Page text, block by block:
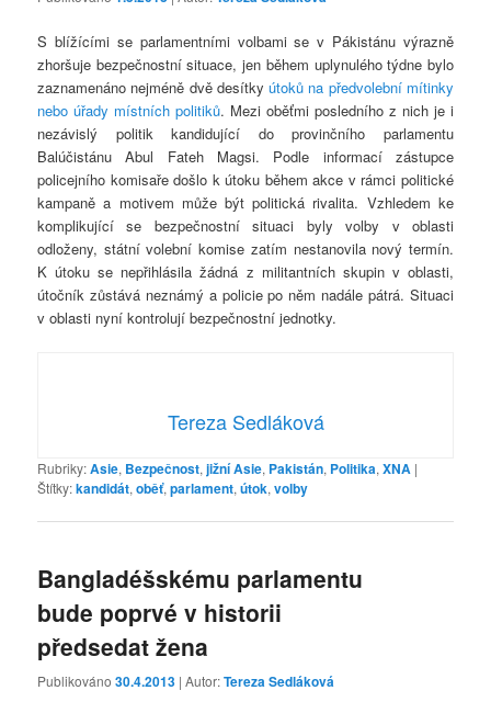
S blížícími se parlamentními volbami se v Pákistánu výrazně
zhoršuje bezpečnostní situace, jen během uplynulého týdne bylo
zaznamenáno nejméně dvě desítkyútoků na předvolební mítinky
nebo úřady místních politiků. Mezi oběťmi posledního z nich je i
nezávislý politik kandidující do provinčního parlamentu
Balúčistánu Abul Fateh Magsi. Podle informací zástupce
policejního komisaře došlo k útoku během akce v rámci politické
kampaně a motivem může být politická rivalita. Vzhledem ke
komplikující se bezpečnostní situaci byly volby v oblasti
odloženy, státní volební komise zatím nestanovila nový termín.
K útoku se nepřihlásila žádná z militantních skupin v oblasti,
útočník zůstává neznámý a policie po něm nadále pátrá. Situaci
v oblasti nyní kontrolují bezpečnostní jednotky.
Tereza Sedláková
Rubriky:Asie, Bezpečnost,jižní Asie, Pakistán, Politika,XNA |
Štítky:kandidát,oběť,parlament,útok,volby
Bangladéšskému parlamentu
bude poprvé v historii
předsedat žena
Publikováno30.4.2013 | Autor:Tereza Sedláková